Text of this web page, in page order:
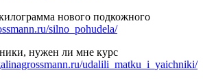
нового подкожного
silno_pohudela/
нужен ли мне курс
udalili_matku_i_yaichniki/